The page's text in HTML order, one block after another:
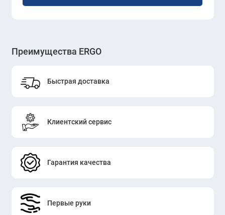
Преимущества ERGO
Быстрая доставка
Клиентский сервис
Гарантия качества
Первые руки